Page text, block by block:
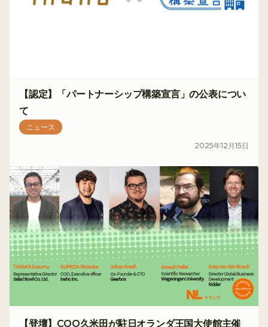
【認定】「パートナーシップ構築宣言」の公表につい
て
ニュース
2025年12 月15 日
【登壇】COO久米田が駐日オランダ王国大使館主催